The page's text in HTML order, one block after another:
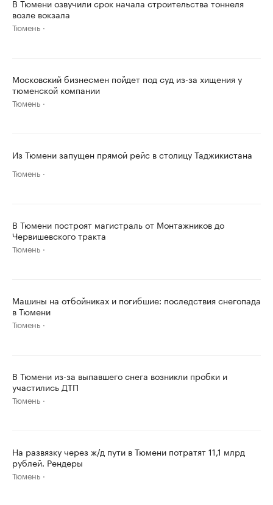
В Тюмени озвучили срок начала строительства тоннеля
возле вокзала
Тюмень
Московский бизнесмен пойдет под суд из-за хищения у
тюменской компании
Тюмень
Из Тюмени запущен прямой рейс в столицу Таджикистана
Тюмень
В Тюмени построят магистраль от Монтажников до
Червишевского тракта
Тюмень
Машины на отбойниках и погибшие: последствия снегопада
в Тюмени
Тюмень
В Тюмени из-за выпавшего снега возникли пробки и
участились ДТП
Тюмень
На развязку через ж/д пути в Тюмени потратят 11,1 млрд
рублей. Рендеры
Тюмень